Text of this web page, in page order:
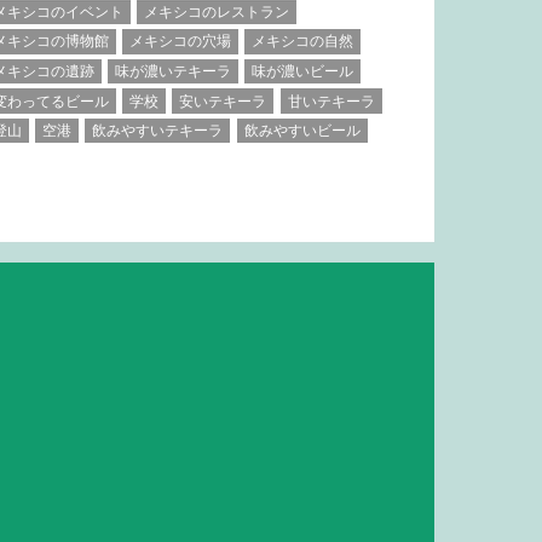
キシコのイベント
メキシコのレストラン
キシコの博物館
メキシコの穴場
メキシコの自然
キシコの遺跡
味が濃いテキーラ
味が濃いビール
わってるビール
学校 安いテキーラ
甘いテキーラ
山
空港 飲みやすいテキーラ 飲みやすいビール